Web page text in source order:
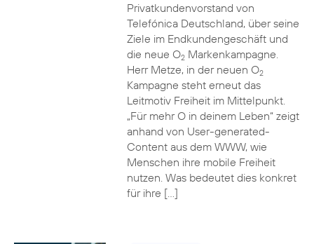
Privatkundenvorstand von
Telefónica Deutschland, über seine
Ziele im Endkundengeschäft und
die neue O2Markenkampagne.
Herr Metze, in der neuen O2
Kampagne steht erneut das
Leitmotiv Freiheit im Mittelpunkt.
„Für mehr O in deinem Leben“ zeigt
anhand von User-generated-
Content aus dem WWW, wie
Menschen ihre mobile Freiheit
nutzen. Was bedeutet dies konkret
für ihre […]